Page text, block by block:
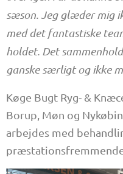
sæson. Jeg glæder mig
med det fantastiske
holdet. Det
ganske særligt og ikke
Køge Bugt Ryg- &
Borup, Møn og
arbejdes med